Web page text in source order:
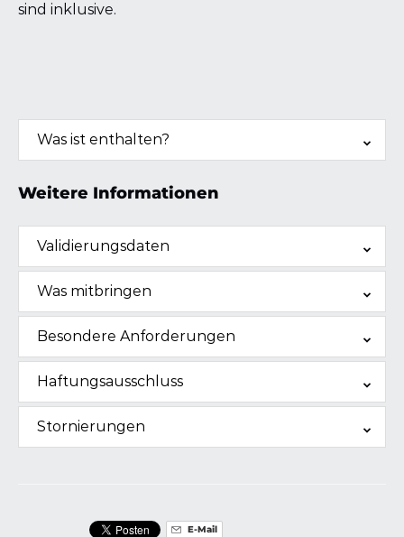
sind inklusive.
Was ist enthalten?
Weitere Informationen
Validierungsdaten
Was mitbringen
Besondere Anforderungen
Haftungsausschluss
Stornierungen
E-Mail